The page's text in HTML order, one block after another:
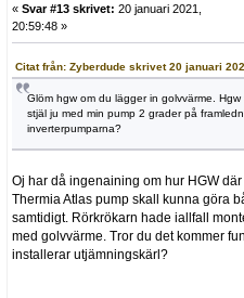
« Svar #13 skrivet: 20 januari 2021,
20:59:48 »
Citat från: Zyberdude skrivet 20 januari
Glöm hgw om du lägger in golvvärme.
stjäl ju med min pump 2 grader på
inverterpumparna?
Oj har då ingenaining om hur HGW
Thermia Atlas pump skall kunna göra
samtidigt. Rörkrökarn hade iallfall
med golvvärme. Tror du det kommer
installerar utjämningskärl?